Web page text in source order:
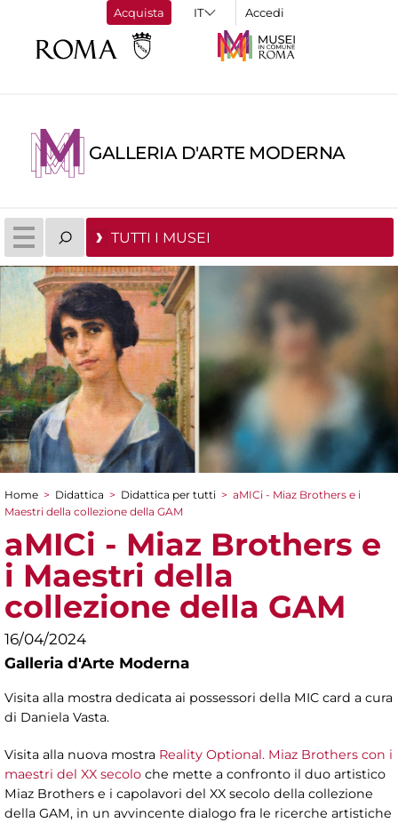
Acquista Accedi
GALLERIA D'ARTE MODERNA
TUTTI I MUSEI
Tu sei qui
Home > Didattica > Didattica per tutti > aMICi - Miaz Brothers e i
Maestri della collezione della GAM
aMICi - Miaz Brothers e
i Maestri della
collezione della GAM
16/04/2024
Galleria d'Arte Moderna
Visita alla mostra dedicata ai possessori della MIC card a cura
di Daniela Vasta.
Visita alla nuova mostra Reality Optional. Miaz Brothers con i
maestri del XX secolo che mette a confronto il duo artistico
Miaz Brothers e i capolavori del XX secolo della collezione
della GAM, in un avvincente dialogo fra le ricerche artistiche